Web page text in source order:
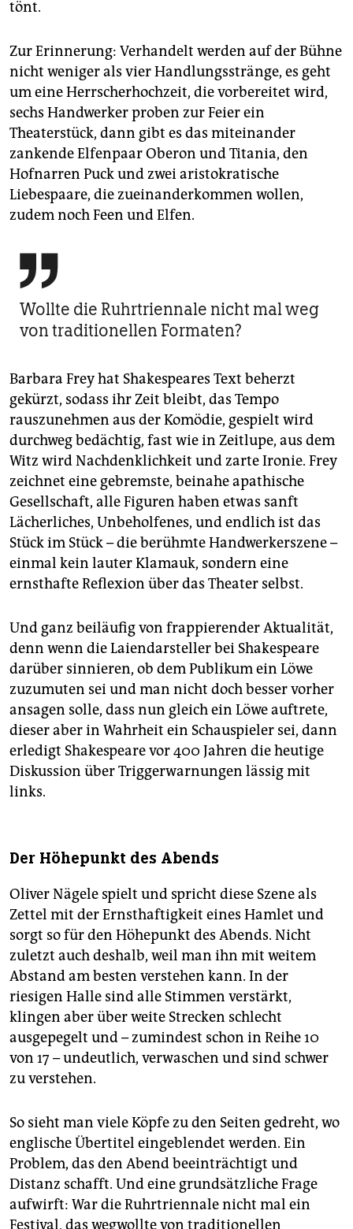
tönt.
Zur Erinnerung: Verhandelt werden auf der Bühne
nicht weniger als vier Handlungsstränge, es geht
um eine Herrscherhochzeit, die vorbereitet wird,
sechs Handwerker proben zur Feier ein
Theaterstück, dann gibt es das miteinander
zankende Elfenpaar Oberon und Titania, den
Hofnarren Puck und zwei aristokratische
Liebespaare, die zu­einanderkommen wollen,
zudem noch Feen und Elfen.

Wollte die Ruhrtriennale nicht mal weg
von traditionellen Formaten?
Barbara Frey hat Shakespeares Text beherzt
gekürzt, sodass ihr Zeit bleibt, das Tempo
rauszunehmen aus der Komödie, gespielt wird
durchweg bedächtig, fast wie in Zeitlupe, aus dem
Witz wird Nachdenklichkeit und zarte Ironie. Frey
zeichnet eine gebremste, beinahe apathische
Gesellschaft, alle Figuren haben etwas sanft
Lächerliches, Unbeholfenes, und endlich ist das
Stück im Stück – die berühmte Handwerkerszene –
einmal kein lauter Klamauk, sondern eine
ernsthafte Reflexion über das Thea­ter selbst.
Und ganz beiläufig von frappierender Aktualität,
denn wenn die Laiendarsteller bei Shakespeare
darüber sinnieren, ob dem Publikum ein Löwe
zuzumuten sei und man nicht doch besser vorher
ansagen solle, dass nun gleich ein Löwe auftrete,
dieser aber in Wahrheit ein Schauspieler sei, dann
erledigt Shakespeare vor 400 Jahren die heutige
Diskussion über Triggerwarnungen lässig mit
links.
Der Höhepunkt des Abends
Oliver Nägele spielt und spricht diese Szene als
Zettel mit der Ernsthaftigkeit eines Hamlet und
sorgt so für den Höhepunkt des Abends. Nicht
zuletzt auch deshalb, weil man ihn mit weitem
Abstand am besten verstehen kann. In der
riesigen Halle sind alle Stimmen verstärkt,
klingen aber über weite Strecken schlecht
ausgepegelt und – zumindest schon in Reihe 10
von 17 – undeutlich, verwaschen und sind schwer
zu verstehen.
So sieht man viele Köpfe zu den Seiten gedreht, wo
englische Übertitel eingeblendet werden. Ein
Problem, das den Abend beeinträchtigt und
Distanz schafft. Und eine grundsätzliche Frage
aufwirft: War die Ruhrtriennale nicht mal ein
Festival, das wegwollte von traditionellen